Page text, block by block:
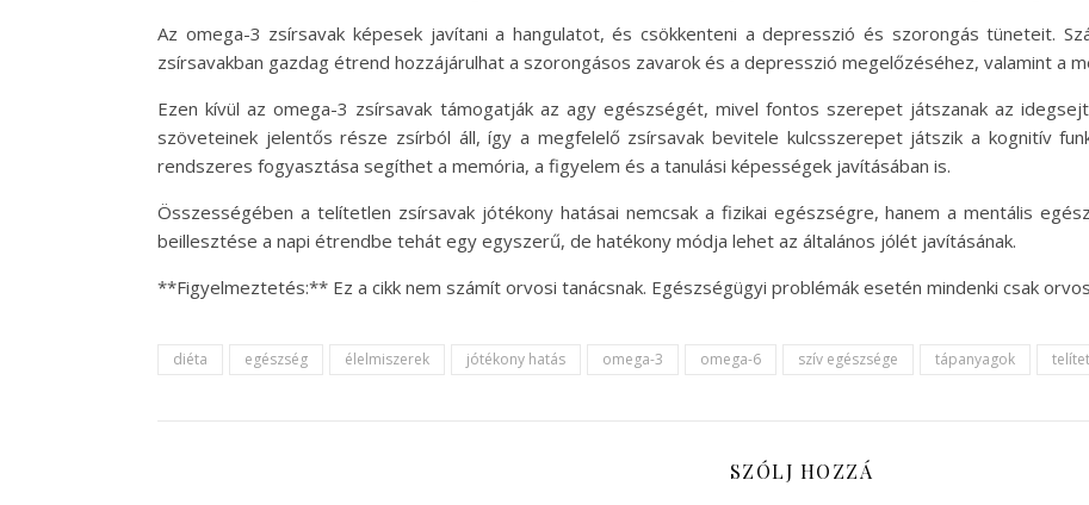
Az omega-3 zsírsavak képesek javítani a hangulatot, és csökkenteni a depresszió és szorongás tüneteit.
zsírsavakban gazdag étrend hozzájárulhat a szorongásos zavarok és a depresszió megelőzéséhez, valamint a
Ezen kívül az omega-3 zsírsavak támogatják az agy egészségét, mivel fontos szerepet játszanak az
szöveteinek jelentős része zsírból áll, így a megfelelő zsírsavak bevitele kulcsszerepet játszik a kognitív
rendszeres fogyasztása segíthet a memória, a figyelem és a tanulási képességek javításában is.
Összességében a telítetlen zsírsavak jótékony hatásai nemcsak a fizikai egészségre, hanem a mentális
beillesztése a napi étrendbe tehát egy egyszerű, de hatékony módja lehet az általános jólét javításának.
**Figyelmeztetés:** Ez a cikk nem számít orvosi tanácsnak. Egészségügyi problémák esetén mindenki csak
diéta egészség élelmiszerek jótékony hatás omega-3 omega-6 szív egészsége tápanyagok
SZÓLJ HOZZÁ